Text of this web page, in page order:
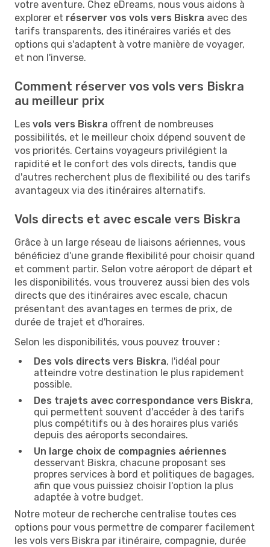
votre aventure. Chez eDreams, nous vous aidons à
explorer et réserver vos vols vers Biskra avec des
tarifs transparents, des itinéraires variés et des
options qui s'adaptent à votre manière de voyager,
et non l'inverse.
Comment réserver vos vols vers Biskra
au meilleur prix
Les vols vers Biskra offrent de nombreuses
possibilités, et le meilleur choix dépend souvent de
vos priorités. Certains voyageurs privilégient la
rapidité et le confort des vols directs, tandis que
d'autres recherchent plus de flexibilité ou des tarifs
avantageux via des itinéraires alternatifs.
Vols directs et avec escale vers Biskra
Grâce à un large réseau de liaisons aériennes, vous
bénéficiez d'une grande flexibilité pour choisir quand
et comment partir. Selon votre aéroport de départ et
les disponibilités, vous trouverez aussi bien des vols
directs que des itinéraires avec escale, chacun
présentant des avantages en termes de prix, de
durée de trajet et d'horaires.
Selon les disponibilités, vous pouvez trouver :
Des vols directs vers Biskra, l'idéal pour
atteindre votre destination le plus rapidement
possible.
Des trajets avec correspondance vers Biskra,
qui permettent souvent d'accéder à des tarifs
plus compétitifs ou à des horaires plus variés
depuis des aéroports secondaires.
Un large choix de compagnies aériennes
desservant Biskra, chacune proposant ses
propres services à bord et politiques de bagages,
afin que vous puissiez choisir l'option la plus
adaptée à votre budget.
Notre moteur de recherche centralise toutes ces
options pour vous permettre de comparer facilement
les vols vers Biskra par itinéraire, compagnie, durée